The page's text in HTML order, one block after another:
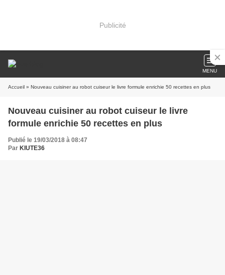
Publicité
MENU
Accueil » Nouveau cuisiner au robot cuiseur le livre formule enrichie 50 recettes en plus
Nouveau cuisiner au robot cuiseur le livre
formule enrichie 50 recettes en plus
Publié le 19/03/2018 à 08:47
Par KIUTE36